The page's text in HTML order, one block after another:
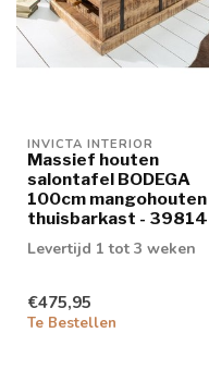
INVICTA INTERIOR
Massief houten
salontafel BODEGA
100cm mangohouten
thuisbarkast - 39814
Levertijd 1 tot 3 weken
€475,95
Te Bestellen